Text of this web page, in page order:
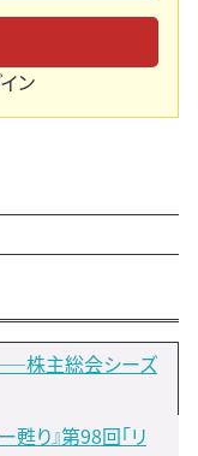
ン
――株主総会シーズ
り』第98回「リ